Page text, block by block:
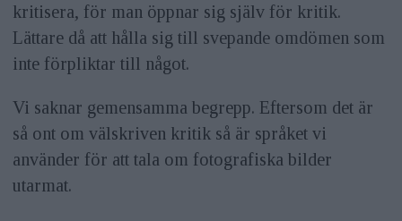
kritisera, för man öppnar sig själv för kritik.
Lättare då att hålla sig till svepande omdömen som
inte förpliktar till något.
Vi saknar gemensamma begrepp. Eftersom det är
så ont om välskriven kritik så är språket vi
använder för att tala om fotografiska bilder
utarmat.